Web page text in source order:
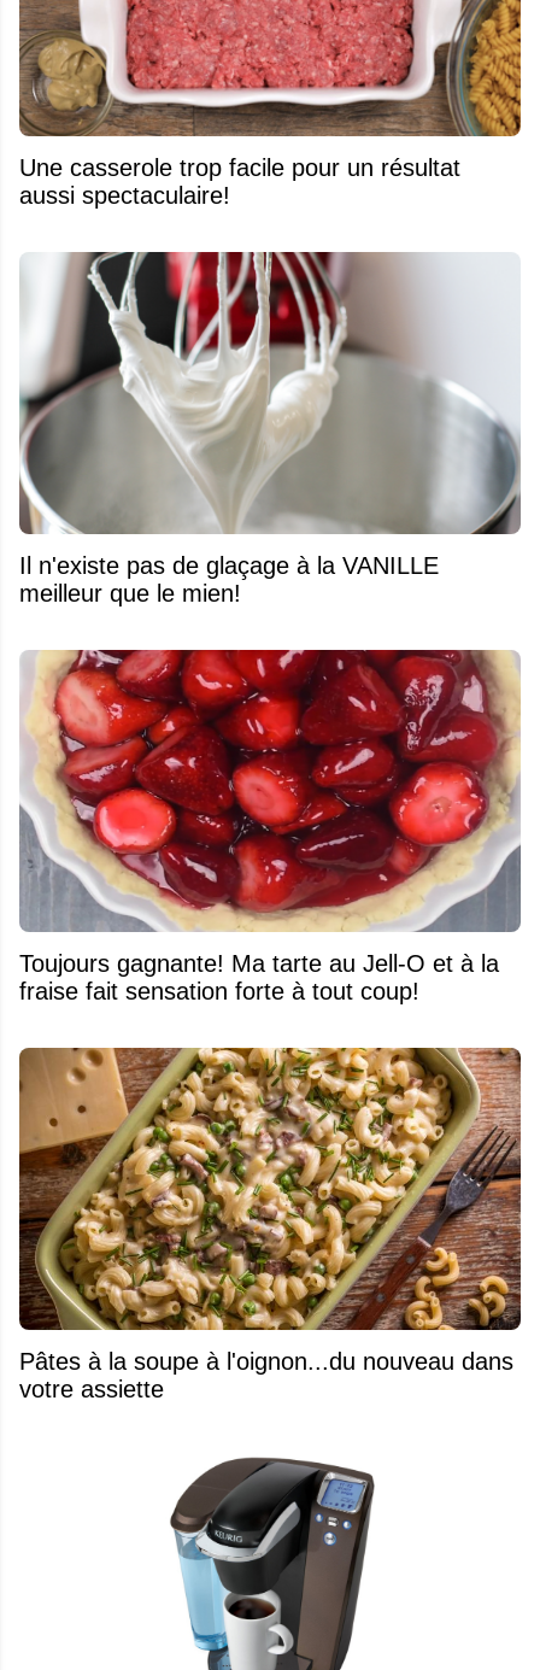
Une casserole trop facile pour un résultat
aussi spectaculaire!
Il n'existe pas de glaçage à la VANILLE
meilleur que le mien!
Toujours gagnante! Ma tarte au Jell-O et à la
fraise fait sensation forte à tout coup!
Pâtes à la soupe à l'oignon...du nouveau dans
votre assiette